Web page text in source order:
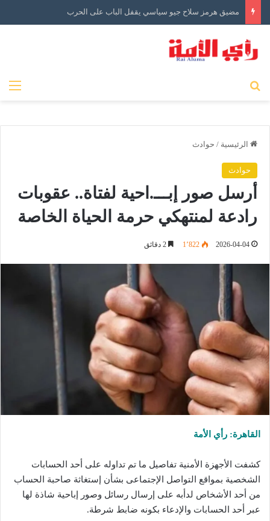
مضيق هرمز سلاح جيو سياسي يقفل الباب على الحرب
الرئيسية / حوادث
حوادث
أرسل صور إبـــ.احية لفتاة.. عقوبات
رادعة لمنتهكي حرمة الحياة الخاصة
2026-04-04 1٬822
القاهرة: رأي الأمة
كشفت الأجهزة الأمنية تفاصيل ما تم تداوله على أحد الحسابات
الشخصية بمواقع التواصل الإجتماعى بشأن إستغاثة صاحبة الحساب
من أحد الأشخاص لدأبه على إرسال رسائل وصور إباحية شاذة لها
عبر أحد الحسابات والإدعاء بكونه ضابط شرطة.